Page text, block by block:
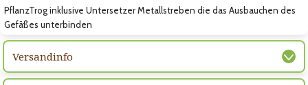
PflanzTrog inklusive Untersetzer Metallstreben die das Ausbauchen des
Gefäßes unterbinden
Versandinfo